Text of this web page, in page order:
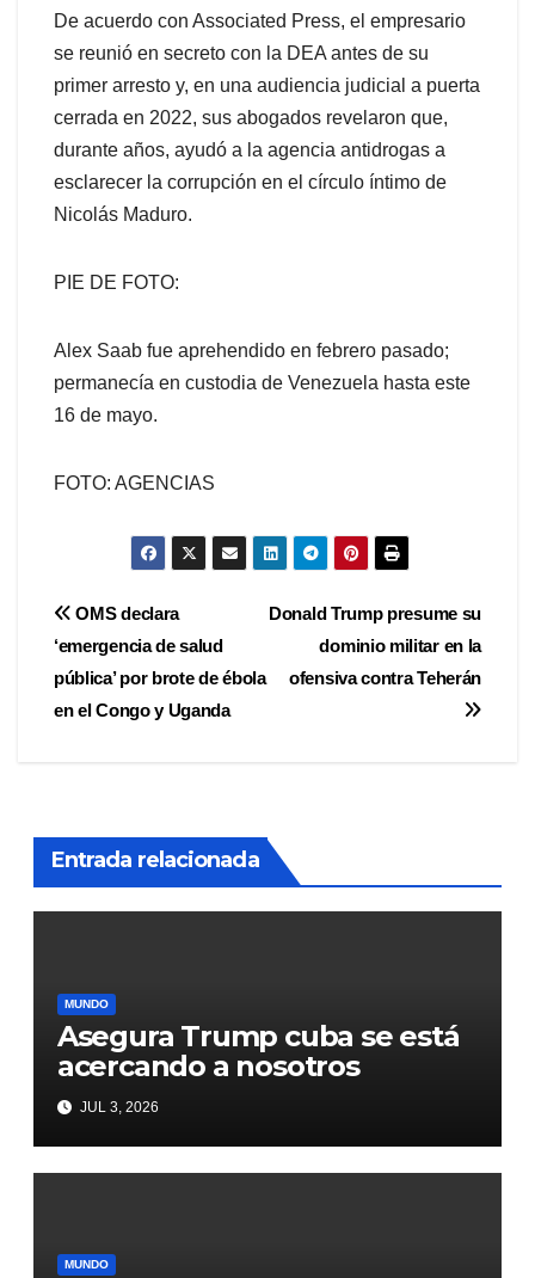
De acuerdo con Associated Press, el empresario
se reunió en secreto con la DEA antes de su
primer arresto y, en una audiencia judicial a puerta
cerrada en 2022, sus abogados revelaron que,
durante años, ayudó a la agencia antidrogas a
esclarecer la corrupción en el círculo íntimo de
Nicolás Maduro.
PIE DE FOTO:
Alex Saab fue aprehendido en febrero pasado;
permanecía en custodia de Venezuela hasta este
16 de mayo.
FOTO: AGENCIAS
Navegación
de
entradas
Donald Trump presume su
dominio militar en la
ofensiva contra Teherán
OMS declara
‘emergencia de salud
pública’ por brote de ébola
en el Congo y Uganda
Entrada relacionada
MUNDO
Asegura Trump cuba se está
acercando a nosotros
JUL 3, 2026
MUNDO